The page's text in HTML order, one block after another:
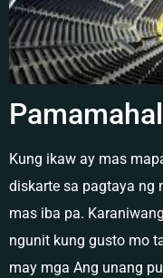
Kung ikaw ay mas
diskarte sa pagtaya ng
mas iba pa.
ngunit kung gusto mo
may mga Ang unang